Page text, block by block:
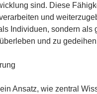
sind. Diese
und
Individuen, sondern als
und zu
Ansatz, wie zentral